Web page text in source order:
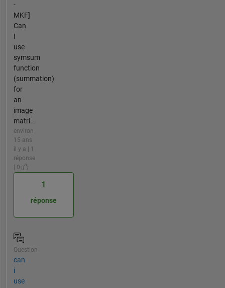
-
MKF]
Can
I
use
symsum
function
(summation)
for
an
image
matri...
environ
15 ans
il y a | 1
réponse
| 0
1
réponse
Question
can
i
use